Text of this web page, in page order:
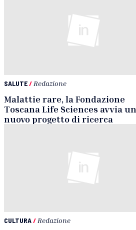
SALUTE/ Redazione
Malattie rare, la Fondazione
Toscana Life Sciences avvia un
nuovo progetto di ricerca
CULTURA/ Redazione